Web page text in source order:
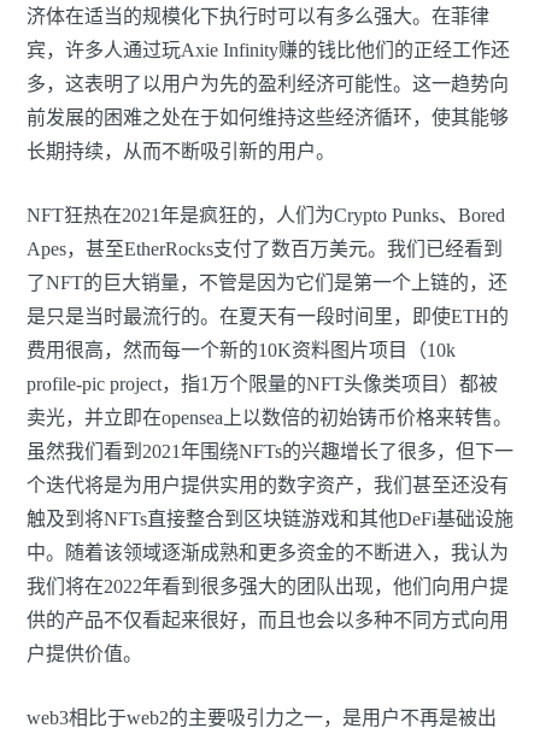
济体在适当的规模化下执行时可以有多么强大。在菲律
宾，许多人通过玩Axie Infinity赚的钱比他们的正经工作还
多，这表明了以用户为先的盈利经济可能性。这一趋势向
前发展的困难之处在于如何维持这些经济循环，使其能够
长期持续，从而不断吸引新的用户。
NFT狂热在2021年是疯狂的，人们为Crypto Punks、Bored
Apes，甚至EtherRocks支付了数百万美元。我们已经看到
了NFT的巨大销量，不管是因为它们是第一个上链的，还
是只是当时最流行的。在夏天有一段时间里，即使ETH的
费用很高，然而每一个新的10K资料图片项目（10k
profile-pic project，指1万个限量的NFT头像类项目）都被
卖光，并立即在opensea上以数倍的初始铸币价格来转售。
虽然我们看到2021年围绕NFTs的兴趣增长了很多，但下一
个迭代将是为用户提供实用的数字资产，我们甚至还没有
触及到将NFTs直接整合到区块链游戏和其他DeFi基础设施
中。随着该领域逐渐成熟和更多资金的不断进入，我认为
我们将在2022年看到很多强大的团队出现，他们向用户提
供的产品不仅看起来很好，而且也会以多种不同方式向用
户提供价值。
web3相比于web2的主要吸引力之一，是用户不再是被出